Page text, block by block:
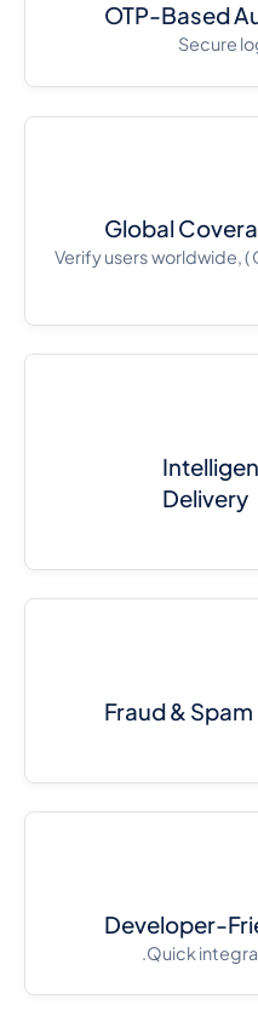
OTP-Based
Secure
Global
Verify users worldwide,
Delivery
Fraud &
Developer-
Quick